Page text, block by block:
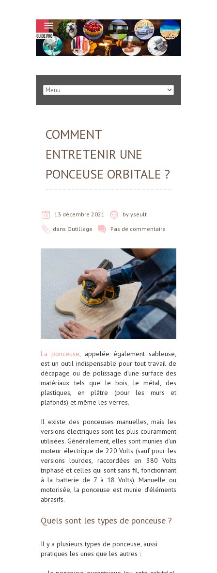
COMMENT
ENTRETENIR UNE
PONCEUSE ORBITALE ?
13 décembre 2021 by yseult
dans Outillage Pas de commentaire
La ponceuse, appelée également sableuse,
est un outil indispensable pour tout travail de
décapage ou de polissage d’une surface des
matériaux tels que le bois, le métal, des
plastiques, en plâtre (pour les murs et
plafonds) et même les verres.
Il existe des ponceuses manuelles, mais les
versions électriques sont les plus couramment
utilisées. Généralement, elles sont munies d’un
moteur électrique de 220 Volts (sauf pour les
versions lourdes, raccordées en 380 Volts
triphasé et celles qui sont sans fil, fonctionnant
à la batterie de 7 à 18 Volts). Manuelle ou
motorisée, la ponceuse est munie d’éléments
abrasifs.
Quels sont les types de ponceuse ?
Il y a plusieurs types de ponceuse, aussi
pratiques les unes que les autres :